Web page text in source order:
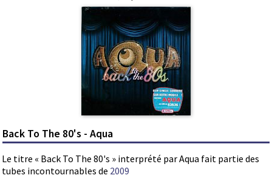
Back To The 80's - Aqua
Le titre « Back To The 80's » interprété par Aqua fait partie des
tubes incontournables de 2009